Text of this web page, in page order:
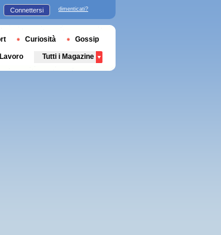
Connettersi dimenticati?
Curiosità Gossip
Lavoro Tutti i Magazine